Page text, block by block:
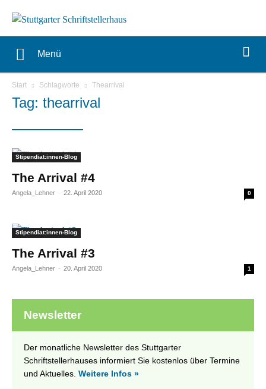
Menü
Start Schlagworte Thearrival
Tag: thearrival
Stipendiat:innen-Blog
The Arrival #4
Angela_Lehner - 22. April 2020 0
Stipendiat:innen-Blog
The Arrival #3
Angela_Lehner - 20. April 2020 1
Newsletter
Der monatliche Newsletter des Stuttgarter
Schriftstellerhauses informiert Sie kostenlos über Termine
und Aktuelles. Weitere Infos »